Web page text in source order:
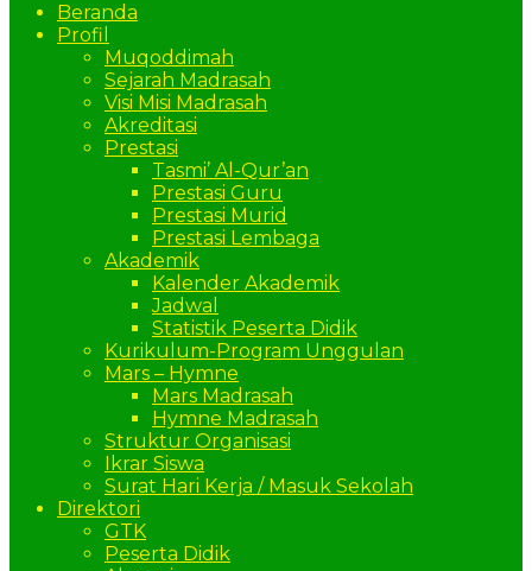
Beranda
Profil
Muqoddimah
Sejarah Madrasah
Visi Misi Madrasah
Akreditasi
Prestasi
Tasmi’ Al-Qur’an
Prestasi Guru
Prestasi Murid
Prestasi Lembaga
Akademik
Kalender Akademik
Jadwal
Statistik Peserta Didik
Kurikulum-Program Unggulan
Mars – Hymne
Mars Madrasah
Hymne Madrasah
Struktur Organisasi
Ikrar Siswa
Surat Hari Kerja / Masuk Sekolah
Direktori
GTK
Peserta Didik